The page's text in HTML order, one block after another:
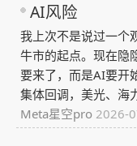
AI风险
我上次不是说过一个
牛市的起点。现在隐
要来了，而是AI要开
集体回调，美光、海
Meta星空pro 2026-